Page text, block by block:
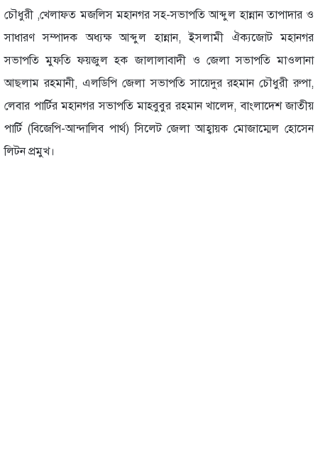
চৌধুরী ,খেলাফত মজলিস মহানগর সহ-সভাপতি আব্দুল হান্নান তাপাদার ও
সাধারণ সম্পাদক অধ্যক্ষ আব্দুল হান্নান, ইসলামী ঐক্যজোট মহানগর
সভাপতি মুফতি ফয়জুল হক জালালাবাদী ও জেলা সভাপতি মাওলানা
আছলাম রহমানী, এলডিপি জেলা সভাপতি সায়েদুর রহমান চৌধুরী রুপা,
লেবার পার্টির মহানগর সভাপতি মাহবুবুর রহমান খালেদ, বাংলাদেশ জাতীয়
পার্টি (বিজেপি-আন্দালিব পার্থ) সিলেট জেলা আহ্বায়ক মোজাম্মেল হোসেন
লিটন প্রমুখ।